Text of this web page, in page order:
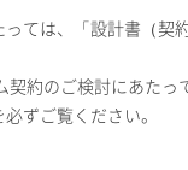
ては、「設計書（契
約のご検討にあたっ
ずご覧ください。